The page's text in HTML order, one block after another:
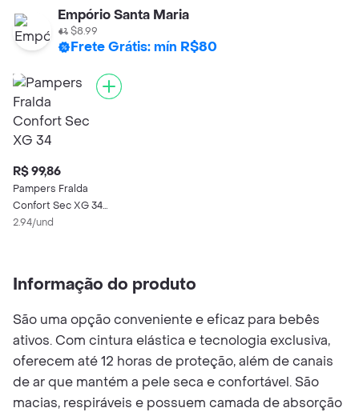
Empório Santa Maria
$8.99
Frete Grátis: mín R$80
R$ 99,86
Pampers Fralda
Confort Sec XG 34
Unidades
2.94/und
Informação do produto
São uma opção conveniente e eficaz para bebês
ativos. Com cintura elástica e tecnologia exclusiva,
oferecem até 12 horas de proteção, além de canais
de ar que mantém a pele seca e confortável. São
macias, respiráveis e possuem camada de absorção